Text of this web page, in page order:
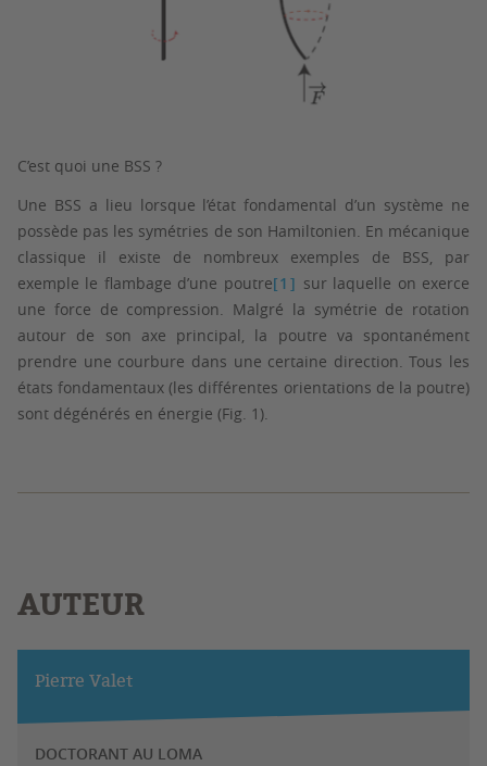
C’est quoi une BSS ?
Une BSS a lieu lorsque l’état fondamental d’un système ne
possède pas les symétries de son Hamiltonien. En mécanique
classique il existe de nombreux exemples de BSS, par
exemple le flambage d’une poutre[1] sur laquelle on exerce
une force de compression. Malgré la symétrie de rotation
autour de son axe principal, la poutre va spontanément
prendre une courbure dans une certaine direction. Tous les
états fondamentaux (les différentes orientations de la poutre)
sont dégénérés en énergie (Fig. 1).
AUTEUR
Pierre Valet
DOCTORANT AU LOMA